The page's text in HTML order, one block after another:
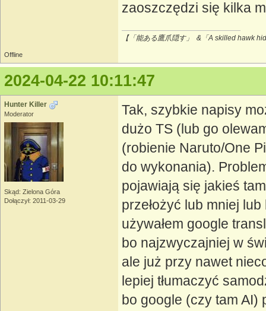
zaoszczędzi się kilka
【「能ある鷹爪隠す」 &「A skilled hawk
Offline
2024-04-22 10:11:47
Hunter Killer
Moderator
Skąd: Zielona Góra
Dołączył: 2011-03-29
Tak, szybkie napisy
dużo TS (lub go
(robienie Naruto/One
do wykonania).
pojawiają się jakieś
przełożyć lub mniej
używałem google
bo najzwyczajniej w
ale już przy nawet
lepiej tłumaczyć
bo google (czy tam